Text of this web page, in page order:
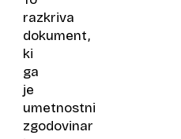
razkriva
dokument,
ki
ga
je
umetnostni
zgodovinar